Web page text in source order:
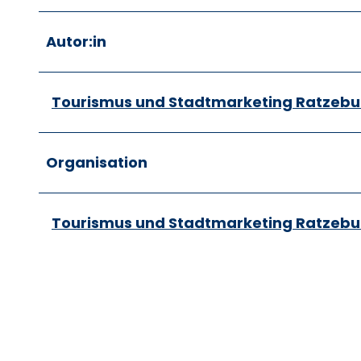
Autor:in
Tourismus und Stadtmarketing
Organisation
Tourismus und Stadtmarketing